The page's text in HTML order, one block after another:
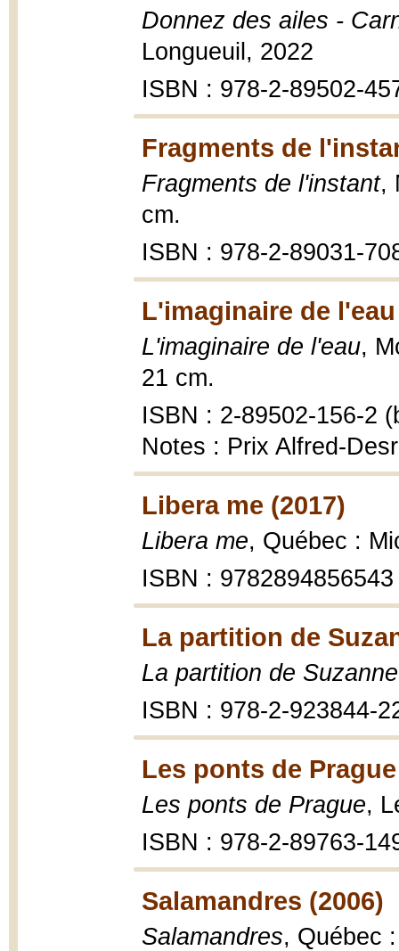
Donnez des ailes -
Longueuil, 2022
ISBN : 978-2-89502-
Fragments de
Fragments de l'instant,
cm.
ISBN : 978-2-89031-
L'imaginaire de l'eau
L'imaginaire de l'eau,
21 cm.
ISBN : 2-89502-156-2
Notes : Prix Alfred-
Libera me (2017)
Libera me, Québec :
ISBN : 9782894856543
La partition de
La partition de Suzanne
ISBN : 978-2-923844-
Les ponts de
Les ponts de Prague,
ISBN : 978-2-89763-
Salamandres (2006)
Salamandres, Québec